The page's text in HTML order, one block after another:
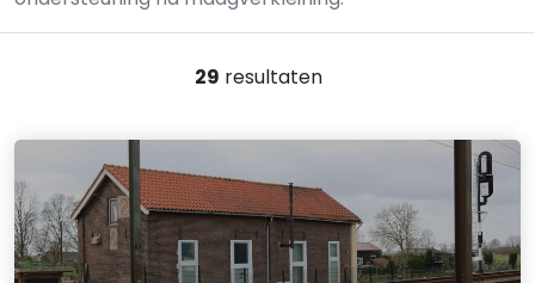
29 resultaten